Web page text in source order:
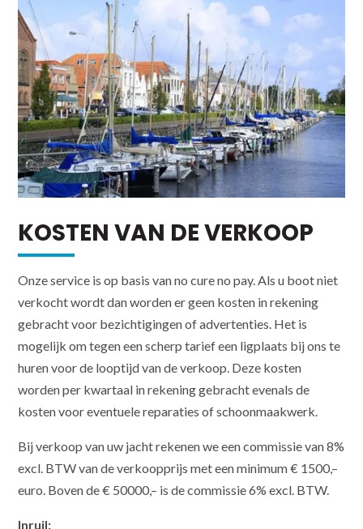
KOSTEN VAN DE VERKOOP
Onze service is op basis van no cure no pay. Als u boot niet
verkocht wordt dan worden er geen kosten in rekening
gebracht voor bezichtigingen of advertenties. Het is
mogelijk om tegen een scherp tarief een ligplaats bij ons te
huren voor de looptijd van de verkoop. Deze kosten
worden per kwartaal in rekening gebracht evenals de
kosten voor eventuele reparaties of schoonmaakwerk.
Bij verkoop van uw jacht rekenen we een commissie van 8%
excl. BTW van de verkoopprijs met een minimum € 1500,–
euro. Boven de € 50000,– is de commissie 6% excl. BTW.
Inruil: